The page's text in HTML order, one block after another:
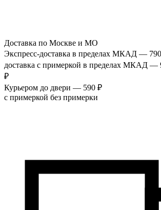
Доставка по Москве и МО
Экспресс-доставка в пределах МКАД —
доставка с примеркой в пределах МКАД —
₽
Курьером до двери — 590 ₽
с примеркой без примерки